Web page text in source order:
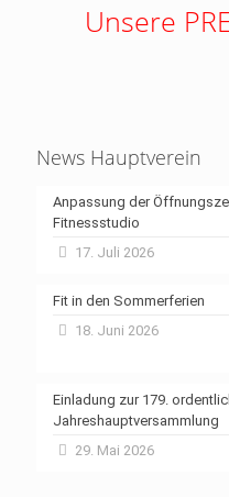
Unsere
News Hauptverein
Anpassung der
Fitnessstudio
17. Juli 2026
Fit in den Sommerferien
18. Juni 2026
Einladung zur 179.
Jahreshauptversammlung
29. Mai 2026